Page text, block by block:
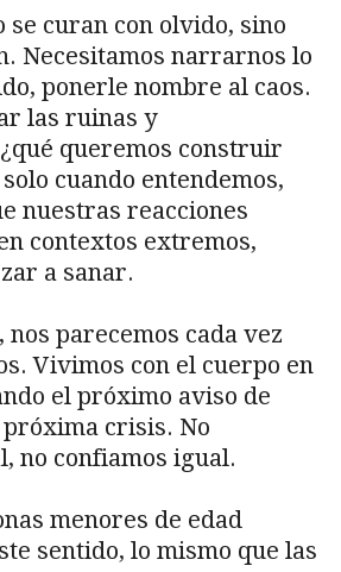
se curan con olvido, sino
Necesitamos narrarnos lo
ponerle nombre al caos.
las ruinas y
queremos construir
cuando entendemos,
nuestras reacciones
contextos extremos,
a sanar.
nos parecemos cada vez
Vivimos con el cuerpo en
el próximo aviso de
crisis. No
no confiamos igual.
menores de edad
sentido, lo mismo que las